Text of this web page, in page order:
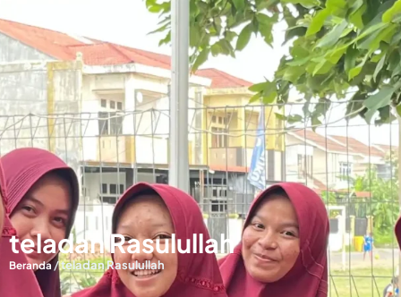
teladan Rasulullah
Beranda/teladan Rasulullah